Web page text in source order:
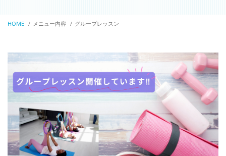
パーソナルトレーニング
営業関係はメールでお願いします。
090-4603-3483
メールでのご予約
HOME メニュー内容 グループレッスン